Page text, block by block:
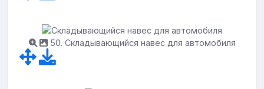
50. Складывающийся навес для автомобиля